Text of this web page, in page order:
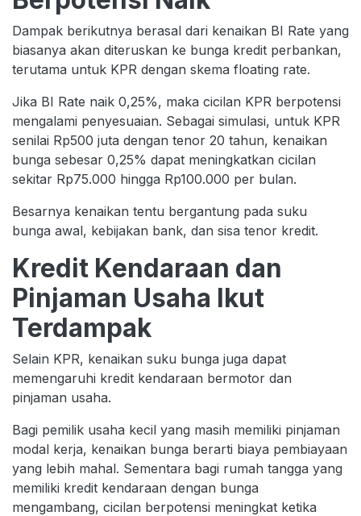
Dampak berikutnya berasal dari kenaikan BI Rate yang
biasanya akan diteruskan ke bunga kredit perbankan,
terutama untuk KPR dengan skema floating rate.
Jika BI Rate naik 0,25%, maka cicilan KPR berpotensi
mengalami penyesuaian. Sebagai simulasi, untuk KPR
senilai Rp500 juta dengan tenor 20 tahun, kenaikan
bunga sebesar 0,25% dapat meningkatkan cicilan
sekitar Rp75.000 hingga Rp100.000 per bulan.
Besarnya kenaikan tentu bergantung pada suku
bunga awal, kebijakan bank, dan sisa tenor kredit.
Kredit Kendaraan dan
Pinjaman Usaha Ikut
Terdampak
Selain KPR, kenaikan suku bunga juga dapat
memengaruhi kredit kendaraan bermotor dan
pinjaman usaha.
Bagi pemilik usaha kecil yang masih memiliki pinjaman
modal kerja, kenaikan bunga berarti biaya pembiayaan
yang lebih mahal. Sementara bagi rumah tangga yang
memiliki kredit kendaraan dengan bunga
mengambang, cicilan berpotensi meningkat ketika